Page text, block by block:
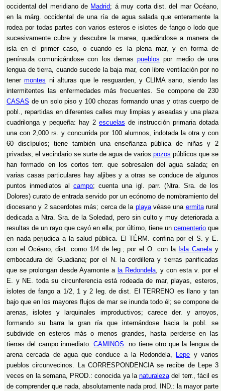
occidental del meridiano de Madrid; á muy corta dist. del mar Océano,
en la márg. occidental de una ría de agua salada que enteramente la
rodea por todas partes con varios esteros e islotes de fango o lodo que
sucesivamente cubre y descubre la marea, quedándose a manera de
isla en el primer caso, o cuando es la plena mar, y en forma de
península comunicándose con los demaspueblos por medio de una
lengua de tierra, cuando sucede la baja mar, con libre ventilación por no
tenermontes ni alturas que le resguarden, y CLIMA sano, siendo las
intermitentes las enfermedades más frecuentes. Se compone de 230
CASAS de un solo piso y 100 chozas formando unas y otras cuerpo de
pobl., repartidas en diferentes calles muy limpias y aseadas y una plaza
cuadrilonga y pequeña: hay 2 escuelas de instrucción primaria dotada
una con 2,000 rs. y concurrida por 100 alumnos, indotada la otra y con
60 discípulos; tiene también una enseñanza pública de niñas y 2
privadas; el vecindario se surte de agua de varios pozos públicos que se
han formado en los cortos terr. que sobresalen del agua salada; en
varias casas particulares hay aljibes y a otras se conduce de algunos
puntos inmediatos alcampo; cuenta una igl. parr. (Ntra. Sra. de los
Dolores) curato de entrada servido por un ecónomo de nombramiento del
diocesano y 2 sacerdotes más; cerca de la playavéase una ermitarural
dedicada a Ntra. Sra. de la Soledad, pero sin culto y muy deteriorada a
resultas de un rayo que cayó en ella; por último, tiene un cementerio que
en nada perjudica a la salud pública. El TÉRM. confina por el S. y E.
con el Océano, dist. como 1/4 de leg.; por el O. con la Isla Canelay
embocadura del Guadiana; por el N. la cordillera y tierras panificadas
que se prolongan desde Ayamonte a la Redondela, y con esta v. por el
E. y NE. toda su circunferencia está rodeada de mar, playas, esteros,
islotes de fango a 1/2, 1 y 2 leg. de dist. El TERRENO es llano y tan
bajo que en los mayores flujos de mar se inunda todo él; se compone de
arenas, islotes y larquinales improductivos; carece der. y arroyos,
formando su barra la gran ría que internándose hacia la pobl. se
subdivide en esteros más o menos grandes, hasta perderse en las
tierras del campo inmediato.CAMINOS: no tiene otro que la lengua de
arena cercada de agua que conduce a la Redondela,
Lepe y varios
pueblos circunvecinos. La CORRESPONDENCIA se recibe de Lepe 3
veces en la semana, PROD.: conocida ya la naturalezadel terr., fácil es
de comprender que nada, absolutamente nada prod. IND.: la mayor parte